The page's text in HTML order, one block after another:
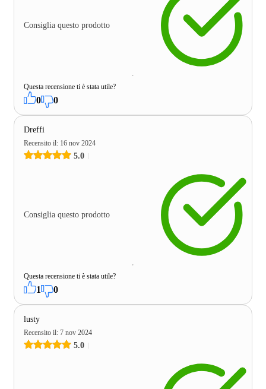
Consiglia questo prodotto
Questa recensione ti è stata utile?
0 0
Dreffi
Recensito il: 16 nov 2024
5.0
Consiglia questo prodotto
Questa recensione ti è stata utile?
1 0
lusty
Recensito il: 7 nov 2024
5.0